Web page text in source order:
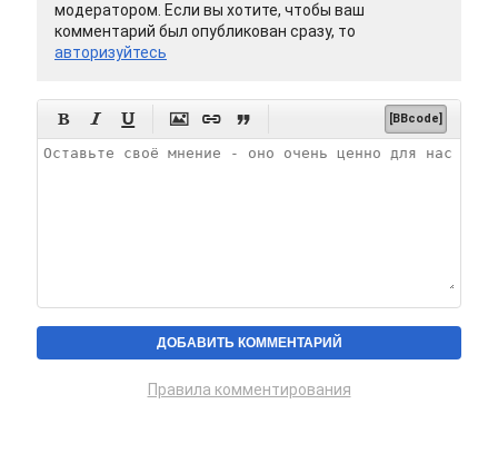
модератором. Если вы хотите, чтобы ваш
комментарий был опубликован сразу, то
авторизуйтесь
      [BBcode]
Правила комментирования